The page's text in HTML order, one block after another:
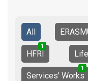
All
HFRI
101
Services' Works
123